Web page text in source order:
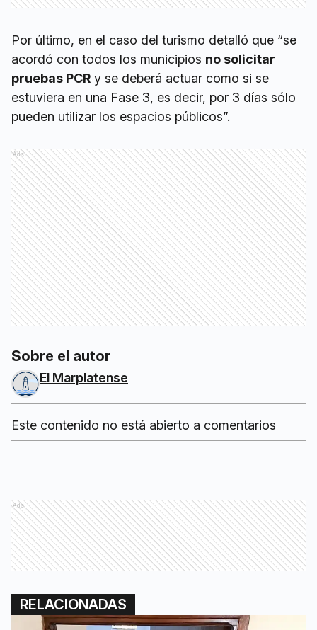
Por último, en el caso del turismo detalló que “se
acordó con todos los municipios no solicitar
pruebas PCR y se deberá actuar como si se
estuviera en una Fase 3, es decir, por 3 días sólo
pueden utilizar los espacios públicos”.
Ads
Sobre el autor
El Marplatense
Este contenido no está abierto a comentarios
Ads
RELACIONADAS